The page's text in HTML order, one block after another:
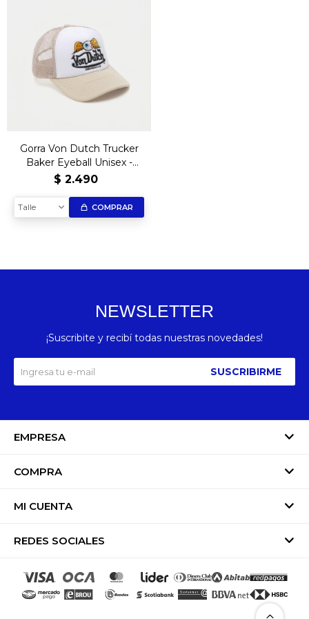
Gorra Von Dutch Trucker
Baker Eyeball Unisex -
Beige
$ 2.490
Talle COMPRAR
EMPRESA
COMPRA
MI CUENTA
REDES SOCIALES
NEWSLETTER
¡Suscribite y recibí todas nuestras novedades!
SUSCRIBIRME